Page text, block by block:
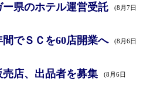
県のホテル運営受託 (8月7日
でＳＣを60店開業へ (8月6日
店、出品者を募集 (8月6日